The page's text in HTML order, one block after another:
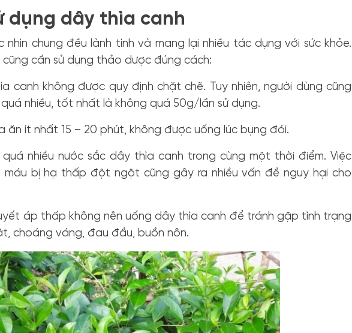
dụng dây thìa canh
chung đều lành tính và mang lại nhiều tác dụng với sức khỏe.
cũng cần sử dụng thảo dược đúng cách:
canh không được quy định chặt chẽ. Tuy nhiên, người dùng cũng
nhiều, tốt nhất là không quá 50g/lần sử dụng.
ăn ít nhất 15 – 20 phút, không được uống lúc bụng đói.
quá nhiều nước sắc dây thìa canh trong cùng một thời điểm. Việc
máu bị hạ thấp đột ngột cũng gây ra nhiều vấn đề nguy hại cho
áp thấp không nên uống dây thìa canh để tránh gặp tình trạng
choáng váng, đau đầu, buồn nôn.